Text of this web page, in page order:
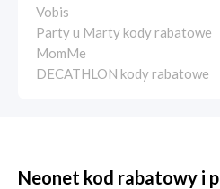
Vobis
Party u Marty kody rabatowe
MomMe
DECATHLON kody rabatowe
Neonet kod rabatowy i